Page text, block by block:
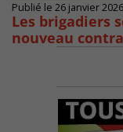
Publié le 26 janvier
Les brigadiers
nouveau